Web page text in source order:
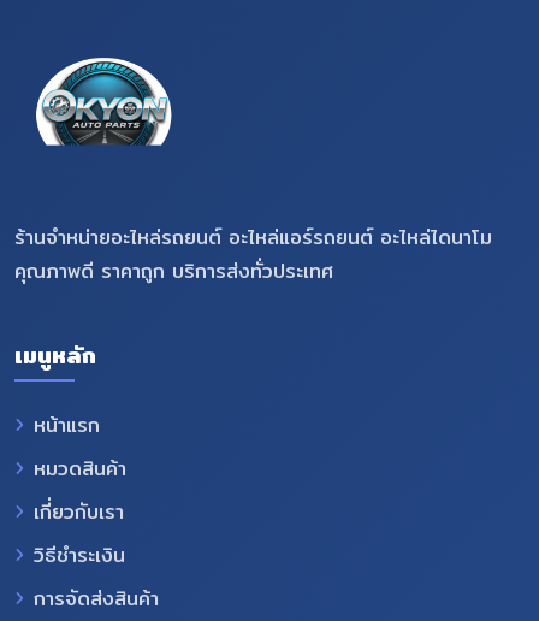
ร้านจำหน่ายอะไหล่รถยนต์ อะไหล่แอร์รถยนต์ อะไหล่ไดนาโม
คุณภาพดี ราคาถูก บริการส่งทั่วประเทศ
เมนูหลัก
หน้าแรก
หมวดสินค้า
เกี่ยวกับเรา
วิธีชำระเงิน
การจัดส่งสินค้า